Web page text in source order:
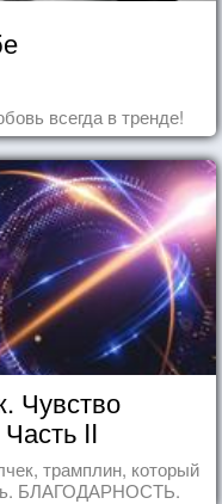
всегда в тренде!
Чувство
II
трамплин, который
БЛАГОДАРНОСТЬ.